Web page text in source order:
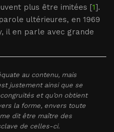
plus être imitées [1].
ultérieures, en 1969
il en parle avec grande
au contenu, mais
justement ainsi que se
et qu’on obtient
la forme, envers toute
dit être maître des
de celles-ci.